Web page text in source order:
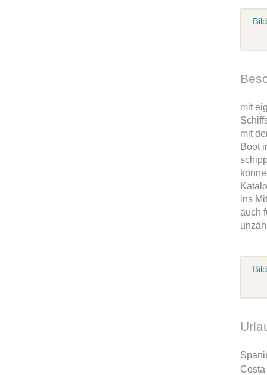
mit
mit
Boot
ins
auch